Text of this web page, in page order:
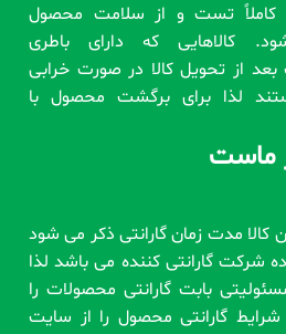
تست و از سلامت محصول
کالاهایی که دارای باطری
72 ساعت بعد از تحویل کالا در صورت خرابی
لذا برای برگشت محصول با
ماست
کالا مدت زمان گارانتی ذکر می شود
شرکت گارانتی کننده می باشد لذا
بابت گارانتی محصولات را
گارانتی محصول را از سایت